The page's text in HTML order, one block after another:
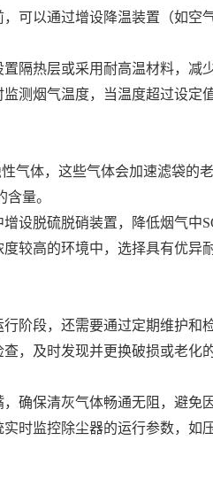
可以通过增设降温装置（如空
隔热层或采用耐高温材料，减
测烟气温度，当温度超过设定
气体，这些气体会加速滤袋的
量。
设脱硫脱硝装置，降低烟气中
较高的环境中，选择具有优异
阶段，还需要通过定期维护和
，及时发现并更换破损或老化
确保清灰气体畅通无阻，避免
时监控除尘器的运行参数，如